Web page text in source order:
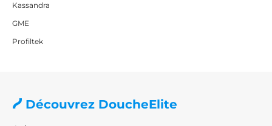
Kassandra
GME
Profiltek
Découvrez DoucheElite